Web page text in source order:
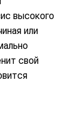
высокого
или
свой